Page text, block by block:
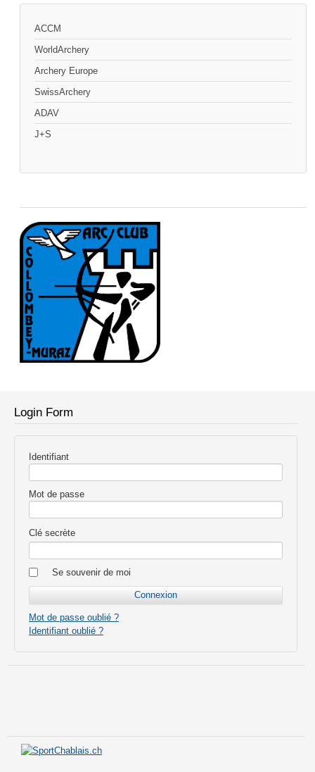
ACCM
WorldArchery
Archery Europe
SwissArchery
ADAV
J+S
Login Form
Identifiant
Mot de passe
Clé secrète
Se souvenir de moi
Mot de passe oublié ?
Identifiant oublié ?